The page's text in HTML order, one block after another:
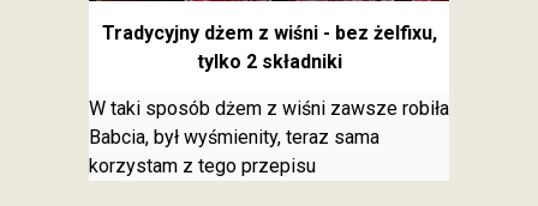
Tradycyjny dżem z wiśni - bez żelfixu,
tylko 2 składniki
W taki sposób dżem z wiśni zawsze robiła
Babcia, był wyśmienity, teraz sama
korzystam z tego przepisu